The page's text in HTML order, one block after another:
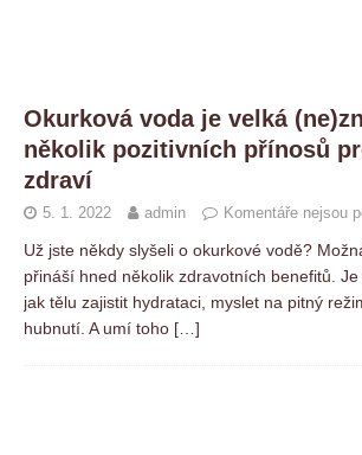
Okurková voda je velká
několik pozitivních přínosů
zdraví
5. 1. 2022 admin Komentáře nejsou
Už jste někdy slyšeli o okurkové vodě?
přináší hned několik zdravotních benefitů. Je
jak tělu zajistit hydrataci, myslet na pitný
hubnutí. A umí toho […]